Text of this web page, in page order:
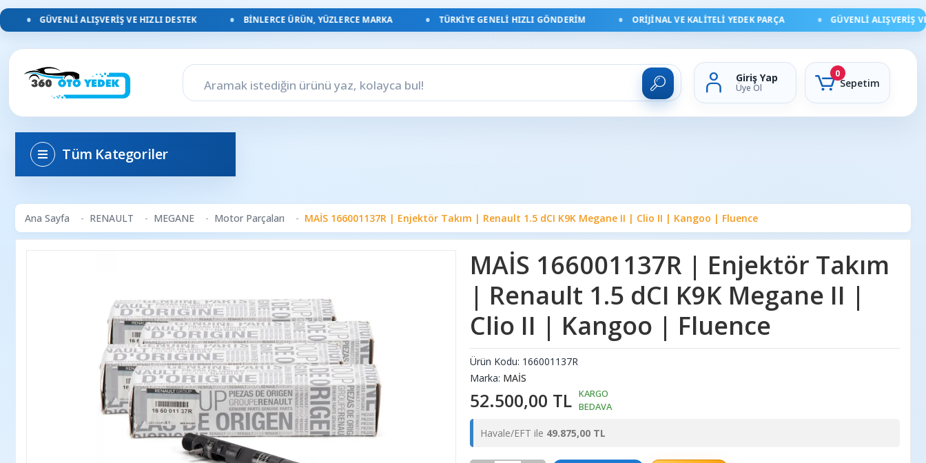
GÜVENLI ALIŞVERIŞ VE HIZLI DESTEK BINLERCE ÜRÜN, YÜZLERCE MARKA TÜRKIYE GENELI HIZLI GÖNDERIM ORIJINAL VE KALITELI YEDEK PARÇA GÜVENLI ALIŞVERIŞ VE
Giriş Yap
Üye Ol
0
Sepetim
Tüm Kategoriler
Ana Sayfa RENAULT MEGANE Motor Parçaları MAİS 166001137R | Enjektör Takım | Renault 1.5 dCI K9K Megane II | Clio II | Kangoo | Fluence
MAİS 166001137R | Enjektör Takım
| Renault 1.5 dCI K9K Megane II |
Clio II | Kangoo | Fluence
Ürün Kodu: 166001137R
Marka: MAİS
52.500,00 TL KARGO
BEDAVA
Havale/EFT ile 49.875,00 TL